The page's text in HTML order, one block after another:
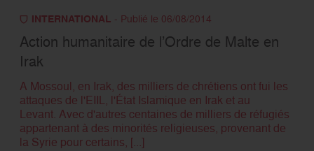
INTERNATIONAL - Publié le 06/08/2014
Action humanitaire de l’Ordre de Malte en
Irak
A Mossoul, en Irak, des milliers de chrétiens ont fui les
attaques de l'EIIL, l'État Islamique en Irak et au
Levant. Avec d'autres centaines de milliers de réfugiés
appartenant à des minorités religieuses, provenant de
la Syrie pour certains, [...]